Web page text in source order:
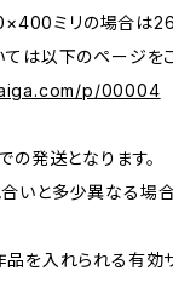
ミリの場合は
ては以下のページを
p/00004
発送となります。
いと多少異なる場
を入れられる有効